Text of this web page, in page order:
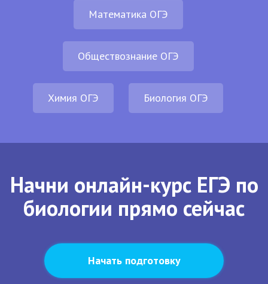
Математика ОГЭ
Обществознание ОГЭ
Химия ОГЭ Биология ОГЭ
Начни онлайн-курс ЕГЭ по
биологии прямо сейчас
Начать подготовку